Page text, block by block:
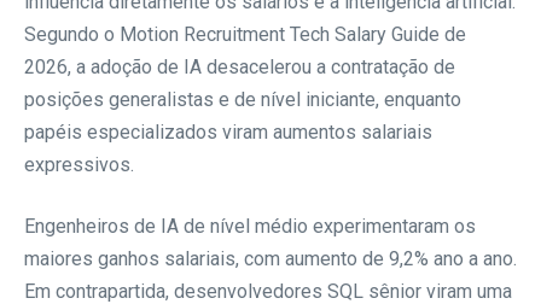
Segundo o Motion Recruitment Tech Salary Guide de
2026, a adoção de IA desacelerou a contratação de
posições generalistas e de nível iniciante, enquanto
papéis especializados viram aumentos salariais
expressivos.
Engenheiros de IA de nível médio experimentaram os
maiores ganhos salariais, com aumento de 9,2% ano a ano.
Em contrapartida, desenvolvedores SQL sênior viram uma